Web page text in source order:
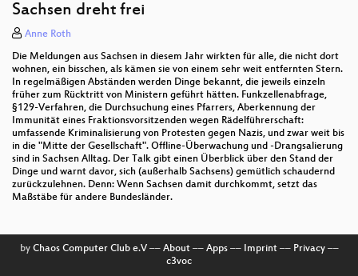
Sachsen dreht frei
Anne Roth
Die Meldungen aus Sachsen in diesem Jahr wirkten für alle, die nicht dort
wohnen, ein bisschen, als kämen sie von einem sehr weit entfernten Stern.
In regelmäßigen Abständen werden Dinge bekannt, die jeweils einzeln
früher zum Rücktritt von Ministern geführt hätten. Funkzellenabfrage,
§129-Verfahren, die Durchsuchung eines Pfarrers, Aberkennung der
Immunität eines Fraktionsvorsitzenden wegen Rädelführerschaft:
umfassende Kriminalisierung von Protesten gegen Nazis, und zwar weit bis
in die "Mitte der Gesellschaft". Offline-Überwachung und -Drangsalierung
sind in Sachsen Alltag. Der Talk gibt einen Überblick über den Stand der
Dinge und warnt davor, sich (außerhalb Sachsens) gemütlich schaudernd
zurückzulehnen. Denn: Wenn Sachsen damit durchkommt, setzt das
Maßstäbe für andere Bundesländer.
by Chaos Computer Club e.V–– About–– Apps–– Imprint–– Privacy––
c3voc